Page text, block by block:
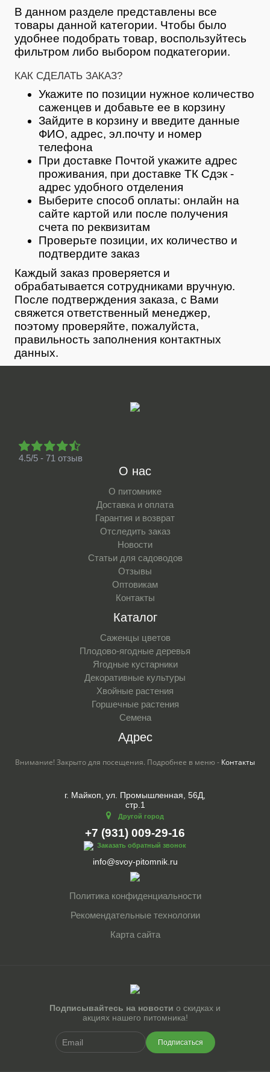
В данном разделе представлены все
товары данной категории. Чтобы было
удобнее подобрать товар, воспользуйтесь
фильтром либо выбором подкатегории.
КАК СДЕЛАТЬ ЗАКАЗ?
Укажите по позиции нужное количество
саженцев и добавьте ее в корзину
Зайдите в корзину и введите данные
ФИО, адрес, эл.почту и номер
телефона
При доставке Почтой укажите адрес
проживания, при доставке ТК Сдэк -
адрес удобного отделения
Выберите способ оплаты: онлайн на
сайте картой или после получения
счета по реквизитам
Проверьте позиции, их количество и
подтвердите заказ
Каждый заказ проверяется и
обрабатывается сотрудниками вручную.
После подтверждения заказа, с Вами
свяжется ответственный менеджер,
поэтому проверяйте, пожалуйста,
правильность заполнения контактных
данных.
4.5/5 - 71 отзыв
О нас
О питомнике
Доставка и оплата
Гарантия и возврат
Отследить заказ
Новости
Статьи для садоводов
Отзывы
Оптовикам
Контакты
Каталог
Саженцы цветов
Плодово-ягодные деревья
Ягодные кустарники
Декоративные культуры
Хвойные растения
Горшечные растения
Семена
Адрес
Внимание! Закрыто для посещения. Подробнее в меню - Контакты
г. Майкоп, ул. Промышленная, 56Д,
стр.1
Другой город
+7 (931) 009-29-16
Заказать обратный звонок
info@svoy-pitomnik.ru
Политика конфиденциальности
Рекомендательные технологии
Карта сайта
Подписывайтесь на новости о скидках и
акциях нашего питомника!
Подписаться